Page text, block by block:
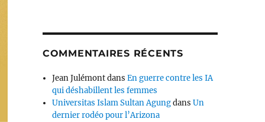
COMMENTAIRES RÉCENTS
Jean JulémontdansEn guerre contre les IA
qui déshabillent les femmes
Universitas Islam Sultan AgungdansUn
dernier rodéo pour l’Arizona